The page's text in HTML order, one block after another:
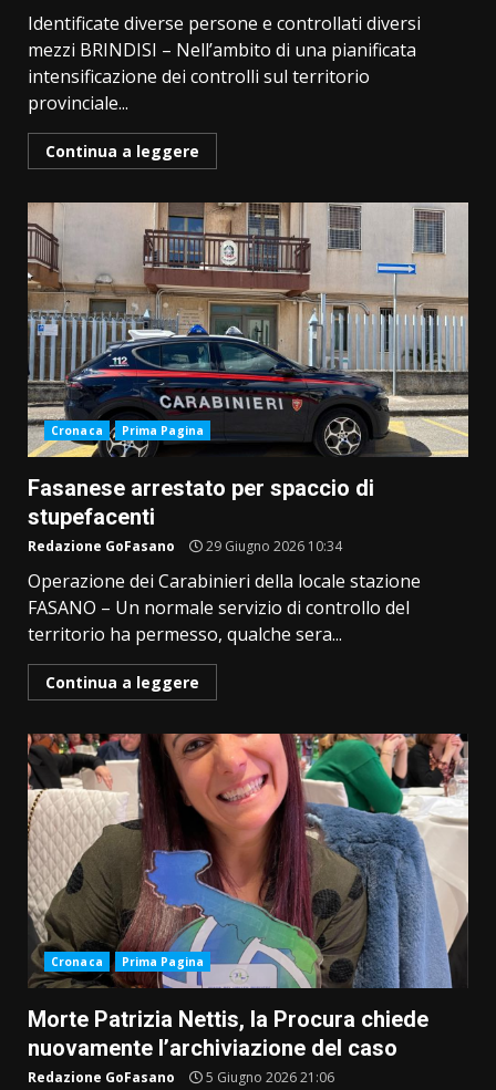
Identificate diverse persone e controllati diversi
mezzi BRINDISI – Nell’ambito di una pianificata
intensificazione dei controlli sul territorio
provinciale...
Continua a leggere
Cronaca Prima Pagina
Fasanese arrestato per spaccio di
stupefacenti
Redazione GoFasano 29 Giugno 2026 10:34
Operazione dei Carabinieri della locale stazione
FASANO – Un normale servizio di controllo del
territorio ha permesso, qualche sera...
Continua a leggere
Cronaca Prima Pagina
Morte Patrizia Nettis, la Procura chiede
nuovamente l’archiviazione del caso
Redazione GoFasano 5 Giugno 2026 21:06